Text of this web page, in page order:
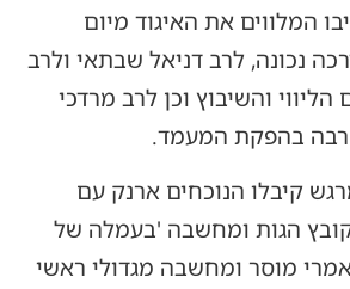
המלווים את האיגוד מיום
נכונה, לרב דניאל שבתאי ולרב
הליווי והשיבוץ וכן לרב מרדכי
בהפקת המעמד.
קיבלו הנוכחים ארנק עם
הגות ומחשבה 'בעמלה של
מוסר ומחשבה מגדולי ראשי